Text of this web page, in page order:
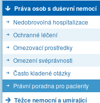
Práva osob s duševní nemocí
Nedobrovolná hospitalizace
Ochranné léčení
Omezovací prostředky
Omezení svéprávnosti
Často kladené otázky
Právní poradna pro pacienty
Těžce nemocní a umírající